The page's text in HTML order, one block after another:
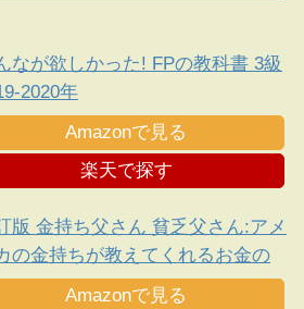
なが欲しかった! FPの教科書 3級
2020年
Amazonで見る
楽天で探す
版 金持ち父さん 貧乏父さん:アメ
の金持ちが教えてくれるお金の
Amazonで見る